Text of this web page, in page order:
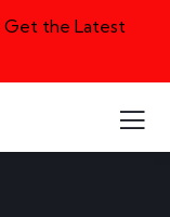
Get the Latest